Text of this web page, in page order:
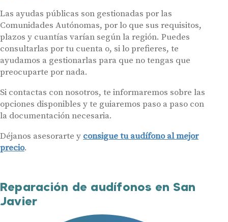
Las ayudas públicas son gestionadas por las
Comunidades Autónomas, por lo que sus requisitos,
plazos y cuantías varían según la región. Puedes
consultarlas por tu cuenta o, si lo prefieres, te
ayudamos a gestionarlas para que no tengas que
preocuparte por nada.
Si contactas con nosotros, te informaremos sobre las
opciones disponibles y te guiaremos paso a paso con
la documentación necesaria.
Déjanos asesorarte y consigue tu audífono al mejor
precio.
Reparación de audífonos en San
Javier